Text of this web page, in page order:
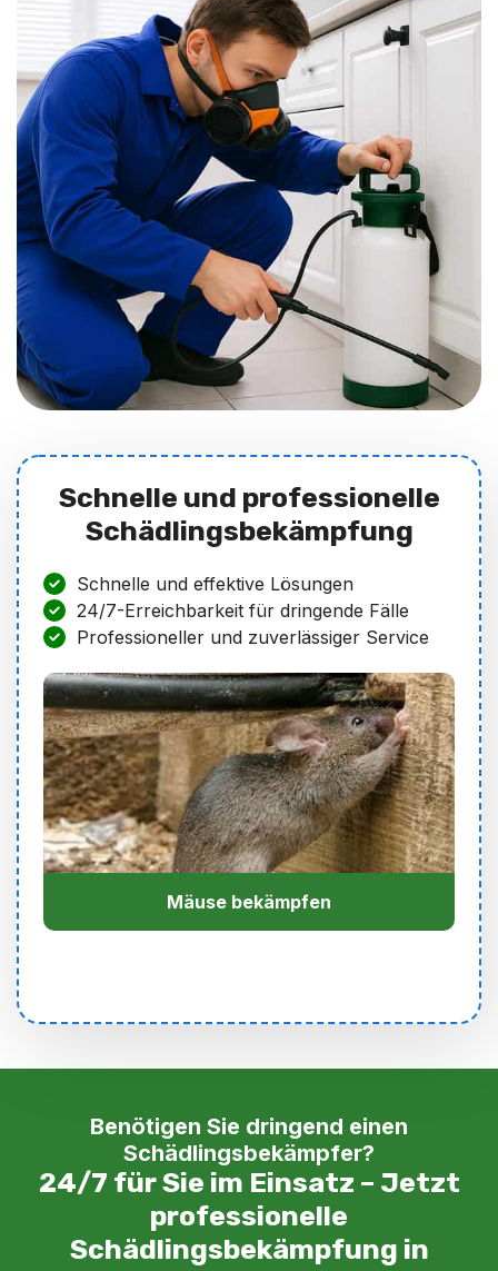
Schnelle und professionelle
Schädlingsbekämpfung
Schnelle und effektive Lösungen
24/7-Erreichbarkeit für dringende Fälle
Professioneller und zuverlässiger Service
Mäuse bekämpfen
Benötigen Sie dringend einen
Schädlingsbekämpfer?
24/7 für Sie im Einsatz – Jetzt
professionelle
Schädlingsbekämpfung in